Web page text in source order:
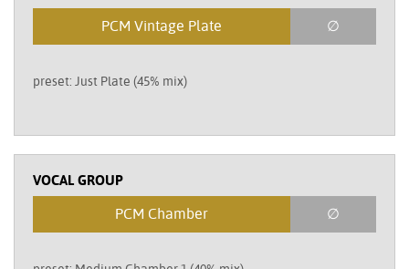
PCM Vintage Plate ∅
preset: Just Plate (45% mix)
VOCAL GROUP
PCM Chamber ∅